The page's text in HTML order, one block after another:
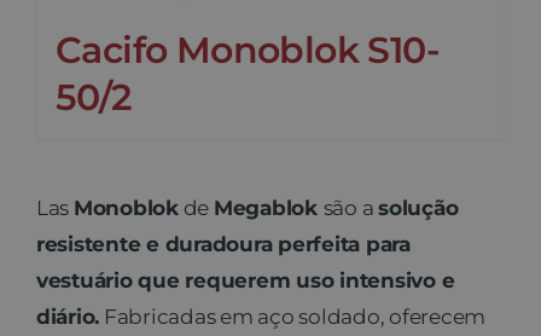
Cacifo Monoblok S10-
50/2
Las Monoblokde Megablok são asolução
resistente e duradoura perfeita para
vestuário que requerem uso intensivo e
diário. Fabricadas em aço soldado, oferecem